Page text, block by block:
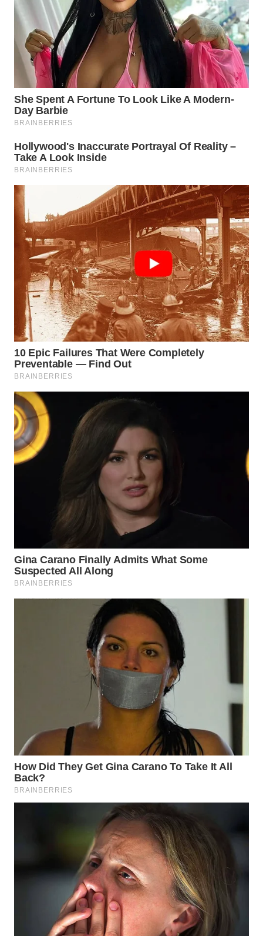
WN
KARO
WN
SIMALUNGUN
WN
LABUHANBATU
WN
TAPANULI
WN DELI
SERDANG
WN
TEBING
TINGGI
WN
PAKPAK
WN
KARAWANG
WN
BEKASI
WN
BOGOR
UTARA
WN
SAMOSIR
WN
CIANJUR
WN
KEPULAUAN
CIREBON